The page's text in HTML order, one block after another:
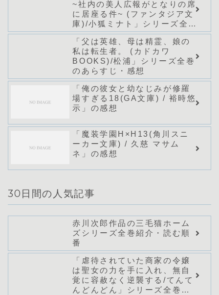
~社内の美人広報がとなりの席
に居座る件~ (ファンタジア文
庫)/小狐ミナト」シリーズ全巻
のあらすじ・感想
「父は英雄、母は精霊、娘の
私は転生者。 (カドカワ
BOOKS)/松浦」シリーズ全巻
のあらすじ・感想
「俺の彼女と幼なじみが修羅
場すぎる18(GA文庫) / 裕時悠
示」の感想
「魔装学園H×H13(角川スニ
ーカー文庫) / 久慈 マサム
ネ」の感想
30日間の人気記事
赤川次郎作品の三毛猫ホーム
ズシリーズ全巻紹介・読む順
番
「虐待されていた商家の令嬢
は聖女の力を手に入れ、無自
覚に容赦なく逆襲する/てんて
んどんどん」シリーズ全巻の